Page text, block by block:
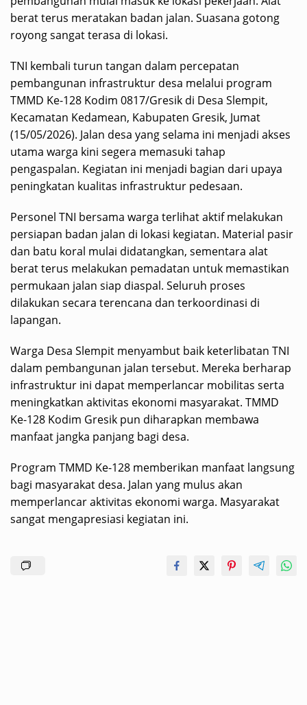
berat terus meratakan badan jalan. Suasana gotong
royong sangat terasa di lokasi.
TNI kembali turun tangan dalam percepatan
pembangunan infrastruktur desa melalui program
TMMD Ke-128 Kodim 0817/Gresik di Desa Slempit,
Kecamatan Kedamean, Kabupaten Gresik, Jumat
(15/05/2026). Jalan desa yang selama ini menjadi akses
utama warga kini segera memasuki tahap
pengaspalan. Kegiatan ini menjadi bagian dari upaya
peningkatan kualitas infrastruktur pedesaan.
Personel TNI bersama warga terlihat aktif melakukan
persiapan badan jalan di lokasi kegiatan. Material pasir
dan batu koral mulai didatangkan, sementara alat
berat terus melakukan pemadatan untuk memastikan
permukaan jalan siap diaspal. Seluruh proses
dilakukan secara terencana dan terkoordinasi di
lapangan.
Warga Desa Slempit menyambut baik keterlibatan TNI
dalam pembangunan jalan tersebut. Mereka berharap
infrastruktur ini dapat memperlancar mobilitas serta
meningkatkan aktivitas ekonomi masyarakat. TMMD
Ke-128 Kodim Gresik pun diharapkan membawa
manfaat jangka panjang bagi desa.
Program TMMD Ke-128 memberikan manfaat langsung
bagi masyarakat desa. Jalan yang mulus akan
memperlancar aktivitas ekonomi warga. Masyarakat
sangat mengapresiasi kegiatan ini.